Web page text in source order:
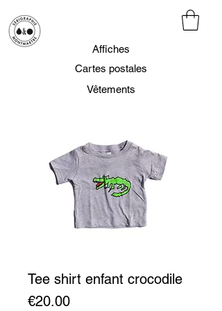
Affiches
Cartes postales
Vêtements
Tee shirt enfant crocodile
€20.00Prix